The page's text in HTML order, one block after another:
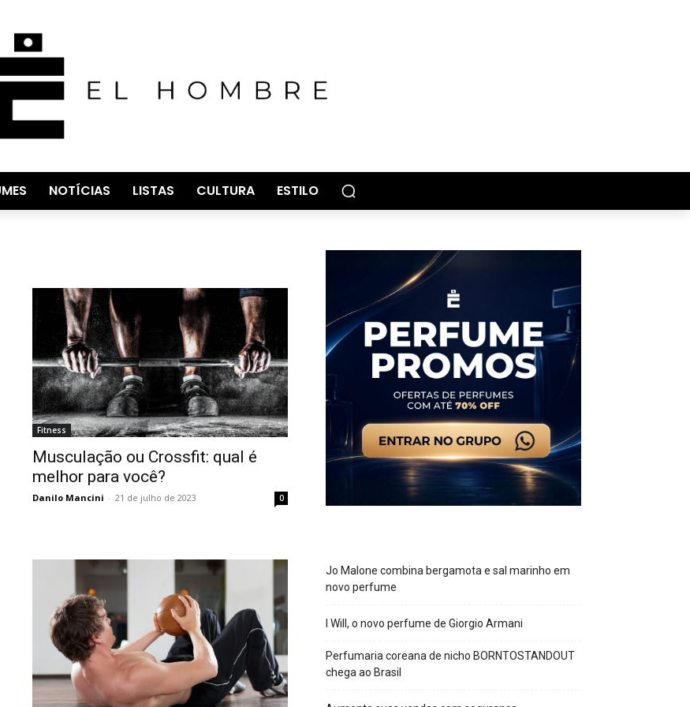
NOTÍCIAS LISTAS CULTURA ESTILO
Fitness
Musculação ou Crossfit: qual é
melhor para você?
Danilo Mancini - 21 de julho de 2023 0
Jo Malone combina bergamota e sal marinho em
novo perfume
I Will, o novo perfume de Giorgio Armani
Perfumaria coreana de nicho BORNTOSTANDOUT
chega ao Brasil